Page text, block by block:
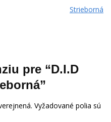
Strieborná
pre “D.I.D
Vyžadované polia sú